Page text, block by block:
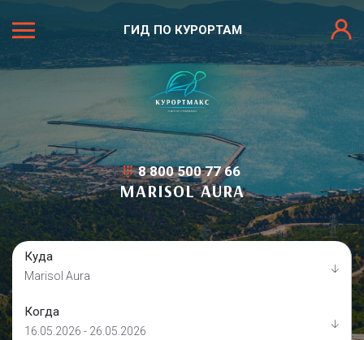
ГИД ПО КУРОРТАМ
8 800 500 77 66
MARISOL AURA
Куда
Marisol Aura
Когда
16.05.2026 - 26.05.2026